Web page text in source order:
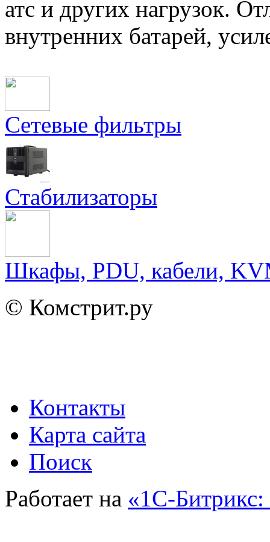
атс и других нагрузок.
внутренних батарей,
Сетевые фильтры
Стабилизаторы
Шкафы, PDU, кабели,
© Комстрит.ру
Контакты
Карта сайта
Поиск
Работает на «1С-Битрикс: